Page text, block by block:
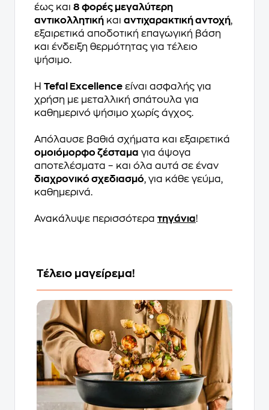
έως και 8 φορές μεγαλύτερη
αντικολλητική και αντιχαρακτική αντοχή,
εξαιρετικά αποδοτική επαγωγική βάση
και ένδειξη θερμότητας για τέλειο
ψήσιμο.
Η Tefal Excellence είναι ασφαλής για
χρήση με μεταλλική σπάτουλα για
καθημερινό ψήσιμο χωρίς άγχος.
Απόλαυσε βαθιά σχήματα και εξαιρετικά
ομοιόμορφο ζέσταμα για άψογα
αποτελέσματα – και όλα αυτά σε έναν
διαχρονικό σχεδιασμό, για κάθε γεύμα,
καθημερινά.
Ανακάλυψε περισσότερα τηγάνια!
Τέλειο μαγείρεμα!